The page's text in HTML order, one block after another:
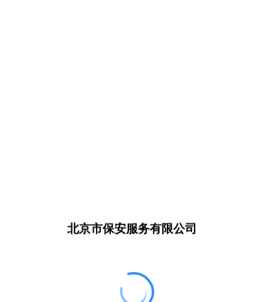
北京市保安服务有限公司